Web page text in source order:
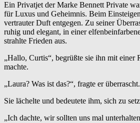
Ein Privatjet der Marke Bennett Private
für Luxus und Geheimnis. Beim
vertrauter Duft entgegen. Zu seiner
ruhig und elegant, in einer
strahlte Frieden aus.
„Hallo, Curtis“, begrüßte sie ihn mit einer
machte.
„Laura? Was ist das?“, fragte er überrascht.
Sie lächelte und bedeutete ihm, sich zu
„Ich dachte, wir sollten uns mal